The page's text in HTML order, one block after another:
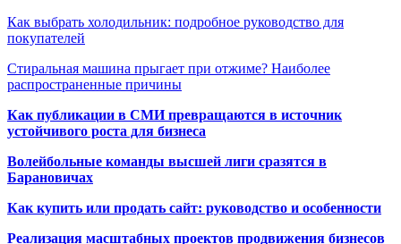
Как выбрать холодильник: подробное руководство для
покупателей
Стиральная машина прыгает при отжиме? Наиболее
распространенные причины
Как публикации в СМИ превращаются в источник
устойчивого роста для бизнеса
Волейбольные команды высшей лиги сразятся в
Барановичах
Как купить или продать сайт: руководство и особенности
Реализация масштабных проектов продвижения бизнесов